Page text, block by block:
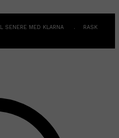
SENERE MED KLARNA . RASK